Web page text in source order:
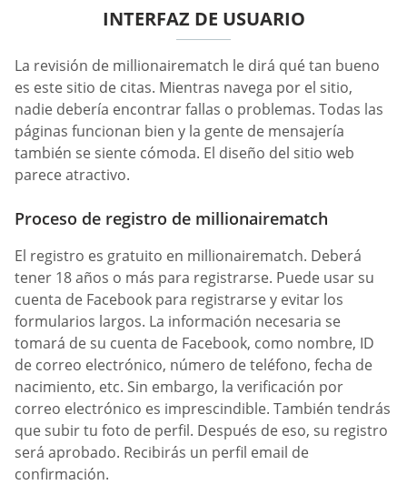
INTERFAZ DE USUARIO
La revisión de millionairematch le dirá qué tan bueno
es este sitio de citas. Mientras navega por el sitio,
nadie debería encontrar fallas o problemas. Todas las
páginas funcionan bien y la gente de mensajería
también se siente cómoda. El diseño del sitio web
parece atractivo.
Proceso de registro de millionairematch
El registro es gratuito en millionairematch. Deberá
tener 18 años o más para registrarse. Puede usar su
cuenta de Facebook para registrarse y evitar los
formularios largos. La información necesaria se
tomará de su cuenta de Facebook, como nombre, ID
de correo electrónico, número de teléfono, fecha de
nacimiento, etc. Sin embargo, la verificación por
correo electrónico es imprescindible. También tendrás
que subir tu foto de perfil. Después de eso, su registro
será aprobado. Recibirás un perfil email de
confirmación.